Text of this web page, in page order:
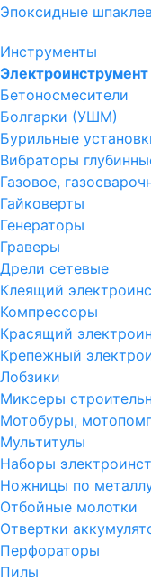
Эпоксидные
Инструменты
Электроинструмент
Бетоносмесители
Болгарки (УШМ)
Бурильные
Вибраторы
Газовое,
Гайковерты
Генераторы
Граверы
Дрели сетевые
Клеящий
Компрессоры
Красящий
Крепежный
Лобзики
Миксеры
Мотобуры,
Мультитулы
Наборы
Ножницы по
Отбойные молотки
Отвертки
Перфораторы
Пилы